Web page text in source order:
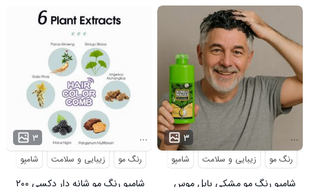
۳ ...
رنگ مو زیبایی و سلامت شامپو
شامپو رنگ مو شانه دار دکسی ۲۰۰
۳ ...
رنگ مو زیبایی و سلامت شامپو
شامپو رنگ مو مشکی بابل موس